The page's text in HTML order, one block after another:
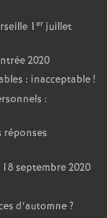
1 er juillet
2020
: inacceptable!
:
réponses
septembre 2020
d’automne?